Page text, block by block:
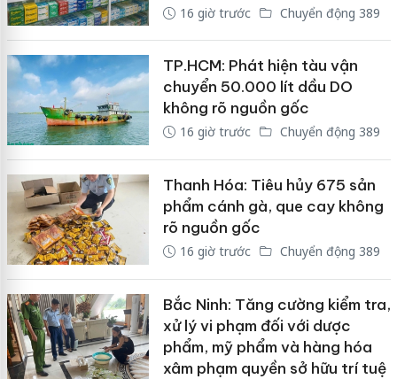
16 giờ trước Chuyển động 389
TP.HCM: Phát hiện tàu vận
chuyển 50.000 lít dầu DO
không rõ nguồn gốc
16 giờ trước Chuyển động 389
Thanh Hóa: Tiêu hủy 675 sản
phẩm cánh gà, que cay không
rõ nguồn gốc
16 giờ trước Chuyển động 389
Bắc Ninh: Tăng cường kiểm tra,
xử lý vi phạm đối với dược
phẩm, mỹ phẩm và hàng hóa
xâm phạm quyền sở hữu trí tuệ